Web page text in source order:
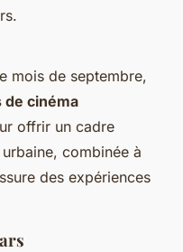
mois de septembre,
de cinéma
offrir un cadre
combinée à
des expériences